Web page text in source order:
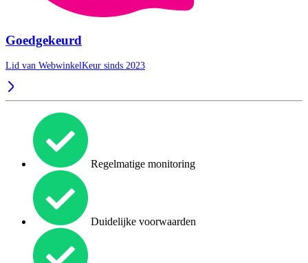
Goedgekeurd
Lid van WebwinkelKeur sinds 2023
Regelmatige monitoring
Duidelijke voorwaarden